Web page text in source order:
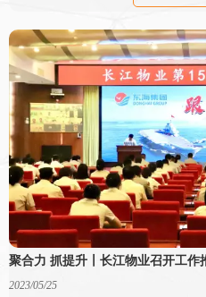
聚合力 抓提升〡长江物业召开工作
2023/05/25